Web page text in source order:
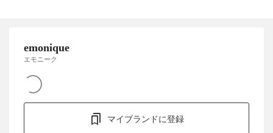
emonique
エモニーク
マイブランドに登録